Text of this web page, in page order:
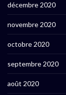
décembre 2020
novembre 2020
octobre 2020
septembre 2020
août 2020